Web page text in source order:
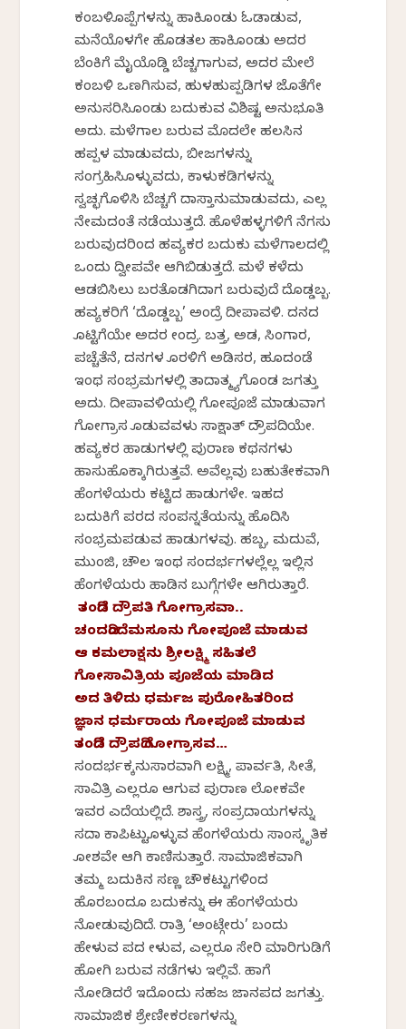
ಕಂಬಳಿಕೊಪ್ಪೆಗಳನ್ನು ಹಾಕಿಕೊಂಡು ಓಡಾಡುವ,
ಮನೆಯೊಳಗೇ ಹೊಡತಲ ಹಾಕಿಕೊಂಡು ಅದರ
ಬೆಂಕಿಗೆ ಮೈಯೊಡ್ಡಿ ಬೆಚ್ಚಗಾಗುವ, ಅದರ ಮೇಲೆ
ಕಂಬಳಿ ಒಣಗಿಸುವ, ಹುಳಹುಪ್ಪಡಿಗಳ ಜೊತೆಗೇ
ಅನುಸರಿಸಿಕೊಂಡು ಬದುಕುವ ವಿಶಿಷ್ಟ ಅನುಭೂತಿ
ಅದು. ಮಳೆಗಾಲ ಬರುವ ಮೊದಲೇ ಹಲಸಿನ
ಹಪ್ಪಳ ಮಾಡುವದು, ಬೀಜಗಳನ್ನು
ಸಂಗ್ರಹಿಸಿಕೊಳ್ಳುವದು, ಕಾಳುಕಡಿಗಳನ್ನು
ಸ್ವಚ್ಛಗೊಳಿಸಿ ಬೆಚ್ಚಗೆ ದಾಸ್ತಾನುಮಾಡುವದು, ಎಲ್ಲ
ನೇಮದಂತೆ ನಡೆಯುತ್ತದೆ. ಹೊಳೆಹಳ್ಳಗಳಿಗೆ ನೆಗಸು
ಬರುವುದರಿಂದ ಹವ್ಯಕರ ಬದುಕು ಮಳೆಗಾಲದಲ್ಲಿ
ಒಂದು ದ್ವೀಪವೇ ಆಗಿಬಿಡುತ್ತದೆ. ಮಳೆ ಕಳೆದು
ಆಡಬಿಸಿಲು ಬರತೊಡಗಿದಾಗ ಬರುವುದೆ ದೊಡ್ಡಬ್ಬ.
ಹವ್ಯಕರಿಗೆ ‘ದೊಡ್ಡಬ್ಬ’ ಅಂದ್ರೆ ದೀಪಾವಳಿ. ದನದ
ಕೊಟ್ಟಿಗೆಯೇ ಅದರ ಕೇಂದ್ರ. ಬತ್ತ, ಅಡಕೆ, ಸಿಂಗಾರ,
ಪಚ್ಚೆತೆನೆ, ದನಗಳ ಕೊರಳಿಗೆ ಅಡಿಕೆಸರ, ಹೂದಂಡೆ
ಇಂಥ ಸಂಭ್ರಮಗಳಲ್ಲಿ ತಾದಾತ್ಮ್ಯಗೊಂಡ ಜಗತ್ತು
ಅದು. ದೀಪಾವಳಿಯಲ್ಲಿ ಗೋಪೂಜೆ ಮಾಡುವಾಗ
ಗೋಗ್ರಾಸ ಕೊಡುವವಳು ಸಾಕ್ಷಾತ್ ದ್ರೌಪದಿಯೇ.
ಹವ್ಯಕರ ಹಾಡುಗಳಲ್ಲಿ ಪುರಾಣ ಕಥನಗಳು
ಹಾಸುಹೊಕ್ಕಾಗಿರುತ್ತವೆ. ಅವೆಲ್ಲವು ಬಹುತೇಕವಾಗಿ
ಹೆಂಗಳೆಯರು ಕಟ್ಟಿದ ಹಾಡುಗಳೇ. ಇಹದ
ಬದುಕಿಗೆ ಪರದ ಸಂಪನ್ನತೆಯನ್ನು ಹೊದಿಸಿ
ಸಂಭ್ರಮಪಡುವ ಹಾಡುಗಳವು. ಹಬ್ಬ, ಮದುವೆ,
ಮುಂಜಿ, ಚೌಲ ಇಂಥ ಸಂದರ್ಭಗಳಲ್ಲೆಲ್ಲ ಇಲ್ಲಿನ
ಹೆಂಗಳೆಯರು ಹಾಡಿನ ಬುಗ್ಗೆಗಳೇ ಆಗಿರುತ್ತಾರೆ.
ತಂದಿಡೆ ದ್ರೌಪತಿ ಗೋಗ್ರಾಸವಾ..
ಚಂದದಿಂದೆಮಸೂನು ಗೋಪೂಜೆ ಮಾಡುವ
ಆ ಕಮಲಾಕ್ಷನು ಶ್ರೀಲಕ್ಷ್ಮಿ ಸಹಿತಲೆ
ಗೋಸಾವಿತ್ರಿಯ ಪೂಜೆಯ ಮಾಡಿದ
ಅದ ತಿಳಿದು ಧರ್ಮಜ ಪುರೋಹಿತರಿಂದ
ಜ್ಞಾನ ಧರ್ಮರಾಯ ಗೋಪೂಜೆ ಮಾಡುವ
ತಂದಿಡೆ ದ್ರೌಪದಿ ಗೋಗ್ರಾಸವ…
ಸಂದರ್ಭಕ್ಕನುಸಾರವಾಗಿ ಲಕ್ಷ್ಮಿ, ಪಾರ್ವತಿ, ಸೀತೆ,
ಸಾವಿತ್ರಿ ಎಲ್ಲರೂ ಆಗುವ ಪುರಾಣ ಲೋಕವೇ
ಇವರ ಎದೆಯಲ್ಲಿದೆ. ಶಾಸ್ತ್ರ, ಸಂಪ್ರದಾಯಗಳನ್ನು
ಸದಾ ಕಾಪಿಟ್ಟುಕೊಳ್ಳುವ ಹೆಂಗಳೆಯರು ಸಾಂಸ್ಕೃತಿಕ
ಕೋಶವೇ ಆಗಿ ಕಾಣಿಸುತ್ತಾರೆ. ಸಾಮಾಜಿಕವಾಗಿ
ತಮ್ಮ ಬದುಕಿನ ಸಣ್ಣ ಚೌಕಟ್ಟುಗಳಿಂದ
ಹೊರಬಂದೂ ಬದುಕನ್ನು ಈ ಹೆಂಗಳೆಯರು
ನೋಡುವುದಿದೆ. ರಾತ್ರಿ ‘ಅಂಟ್ಗೇರು’ ಬಂದು
ಹೇಳುವ ಪದ ಕೇಳುವ, ಎಲ್ಲರೂ ಸೇರಿ ಮಾರಿಗುಡಿಗೆ
ಹೋಗಿ ಬರುವ ನಡೆಗಳು ಇಲ್ಲಿವೆ. ಹಾಗೆ
ನೋಡಿದರೆ ಇದೊಂದು ಸಹಜ ಜಾನಪದ ಜಗತ್ತು.
ಸಾಮಾಜಿಕ ಶ್ರೇಣೀಕರಣಗಳನ್ನು